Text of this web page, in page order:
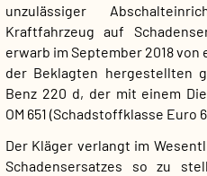
unzulässiger
Kraftfahrzeug auf
erwarb im September 2018
der Beklagten hergestellten
Benz 220 d, der mit einem
OM 651 (Schadstoffklasse Euro
Der Kläger verlangt im
Schadensersatzes so zu